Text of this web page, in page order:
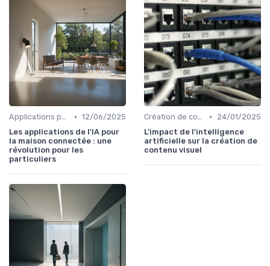
Applications pour la maison connectée • 12/06/2025
Les applications de l'IA pour
la maison connectée : une
révolution pour les
particuliers
Création de contenu assistée par IA •
24/01/2025
L'impact de l'intelligence
artificielle sur la création de
contenu visuel